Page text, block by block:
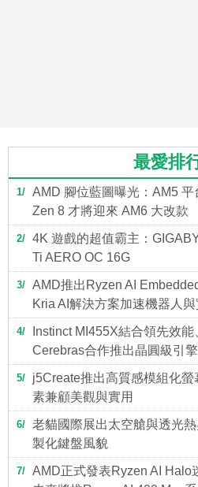
最愛排
1
AMD 腳位藍圖曝光：AM5 平
Zen 8 才將迎來 AM6 大改款
2
4K 遊戲的超值霸主：
Ti AERO OC 16G
3
AMD推出Ryzen AI
Kria AI解決方案加速機器人
4
Instinct MI455X結合領先效
Cerebras合作推出晶圓級引
5
j5Create推出高質感模組化
素兼顧美觀與實用
6
老貓國際展出太空艙與透光
製化鍵盤風貌
7
AMD正式發表Ryzen AI Halo